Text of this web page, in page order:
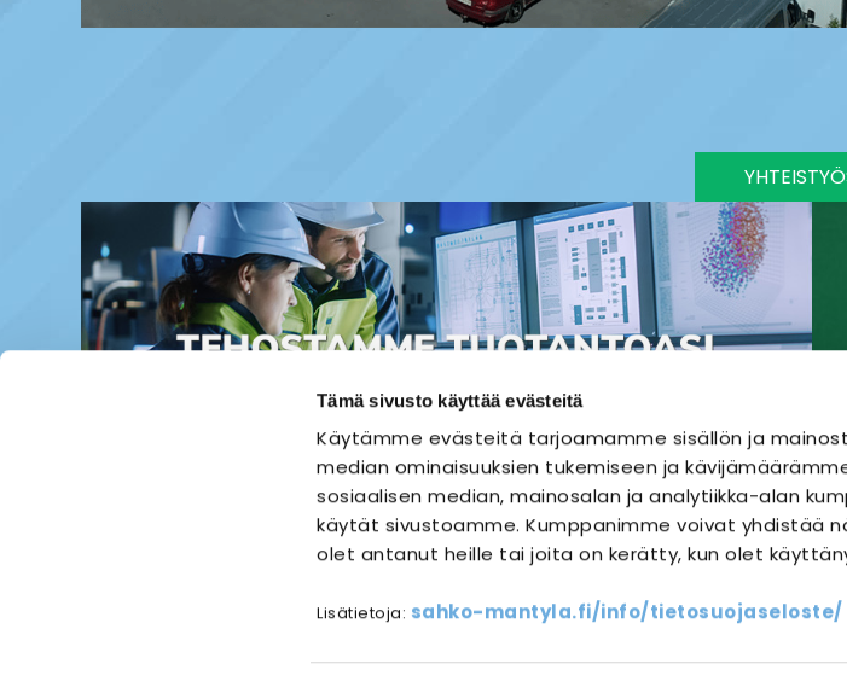
Tämä sivusto käyttää evästeitä
Käytämme evästeitä tarjoamamme sisällön ja
median ominaisuuksien tukemiseen ja
sosiaalisen median, mainosalan ja analytiikka-alan
käytät sivustoamme. Kumppanimme voivat yhdistää
olet antanut heille tai joita on kerätty, kun olet
Lisätietoja: sahko-mantyla.fi/info/tietosuojaseloste/
SÄHKÖASENNUS SÄHKÖURAKOINTI
Referenssit Yhteystiedot